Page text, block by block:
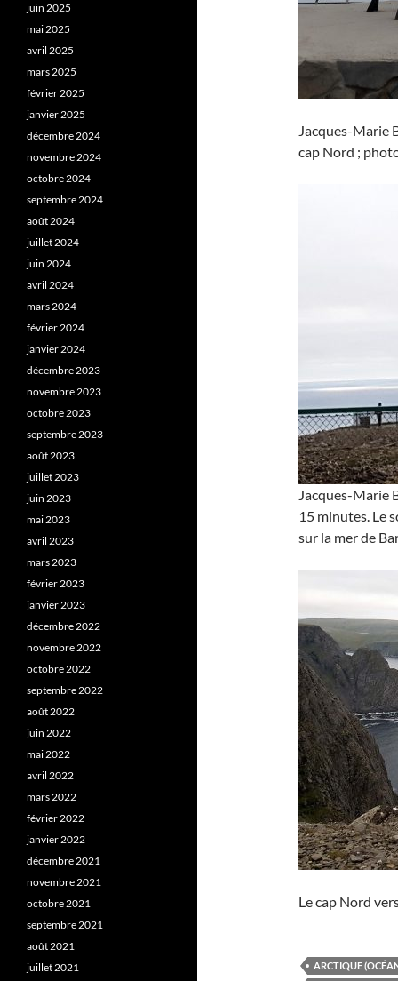
Jacques-Marie
cap Nord ;
Jacques-Marie
15 minutes. Le
sur la mer de
Le cap Nord
ARCTIQUE
juin 2025
mai 2025
avril 2025
mars 2025
février 2025
janvier 2025
décembre 2024
novembre 2024
octobre 2024
septembre 2024
août 2024
juillet 2024
juin 2024
avril 2024
mars 2024
février 2024
janvier 2024
décembre 2023
novembre 2023
octobre 2023
septembre 2023
août 2023
juillet 2023
juin 2023
mai 2023
avril 2023
mars 2023
février 2023
janvier 2023
décembre 2022
novembre 2022
octobre 2022
septembre 2022
août 2022
juin 2022
mai 2022
avril 2022
mars 2022
février 2022
janvier 2022
décembre 2021
novembre 2021
octobre 2021
septembre 2021
août 2021
juillet 2021